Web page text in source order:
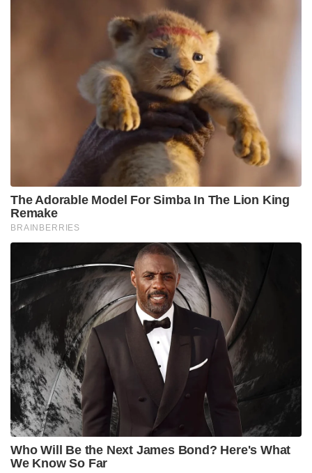
അസംസ്കൃത വസ്തുക്കളുടെ വിതരണം
തടസ്സപ്പെടുത്തുന്നതിനായി ആറ് ഹെവി റെയർ എർത്ത്
ലോഹങ്ങളുടെയും റെയർ എർത്ത് കാന്തങ്ങളുടെയും
കയറ്റുമതി ചൈന അടുത്തിടെ നിർത്തിവച്ചിരുന്നു. ഈ
നടപടിക്ക് എതിരെയാണ് പുതിയ നികുതി
പ്രഖ്യാപനമെന്നാണ് വൈറ്റ് ഹൗസ് വാർത്താക്കുറിപ്പിൽ
പരസ്പരമുള്ള നികുതിയുദ്ധങ്ങളുടെ ഭാഗമായി
കഴിഞ്ഞ വെള്ളിയാഴ്ച ചൈന അമേരിക്കൻ
ഉൽപ്പന്നങ്ങളുടെ നികുതി 125% ആയി
ഉയർത്തിയിരുന്നു. മറ്റ് രാജ്യങ്ങളിൽ നിന്നുള്ള
ഉൽപ്പന്നങ്ങൾക്ക് 90 ദിവസത്തേക്ക് അധിക നികുതി
ഇറക്കുമതികളുടെ നികുതി145% ആയി
ഉയർത്തിയതിന് തൊട്ടുപിന്നാലെയായിരുന്നു
ചൈനയുടെ ഈ നീക്കം.
പുതിയ നികുതികളുടെ വ്യാപകമായ വ്യാപ്തി
ഉണ്ടായിരുന്നിട്ടും, നിലവിൽ നടന്നുകൊണ്ടിരിക്കുന്ന
വ്യാപാര ചർച്ചകൾ കാരണം മറ്റ് രാജ്യങ്ങൾക്ക് ഇളവ്
നൽകിയിട്ടുണ്ടെന്ന് ഭരണകൂടം വ്യക്തമാക്കി. “75-
ലധികം രാജ്യങ്ങൾ ഇതിനോടകം പുതിയ വ്യാപാര
കരാറുകളെക്കുറിച്ച് ചർച്ച ചെയ്യാൻ സമീപിച്ചിട്ടുണ്ട്,”
വൈറ്റ് ഹൗസ് പറഞ്ഞു. “ഈ ചർച്ചകൾ
നടക്കുന്നതിനാൽ, വ്യക്തിഗതമായ ഉയർന്ന
നികുതികൾ നിലവിൽ താൽക്കാലികമായി